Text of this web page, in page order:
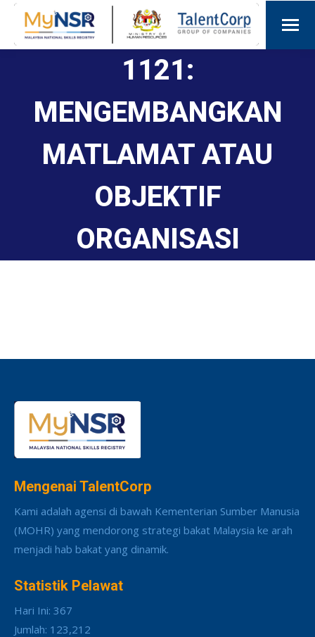
1121:
MENGEMBANGKAN
MATLAMAT ATAU
OBJEKTIF
ORGANISASI
Mengenai TalentCorp
Kami adalah agensi di bawah Kementerian Sumber Manusia
(MOHR) yang mendorong strategi bakat Malaysia ke arah
menjadi hab bakat yang dinamik.
Statistik Pelawat
Hari Ini: 367
Jumlah: 123,212